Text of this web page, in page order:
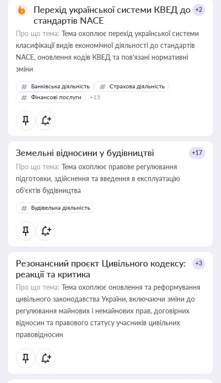
Перехід української системи КВЕД до
стандартів NACE
+2
Про що тема: Тема охоплює перехід української системи
класифікації видів економічної діяльності до стандартів
NACE, оновлення кодів КВЕД та пов'язані нормативні
зміни
Банківська діяльність
Страхова діяльність
Фінансові послуги
+13
Земельні відносини у будівництві +17
Про що тема: Тема охоплює правове регулювання
підготовки, здійснення та введення в експлуатацію
об’єктів будівництва
Будівельна діяльність
Резонансний проєкт Цивільного кодексу:
реакції та критика
+3
Про що тема: Тема охоплює оновлення та реформування
цивільного законодавства України, включаючи зміни до
регулювання майнових і немайнових прав, договірних
відносин та правового статусу учасників цивільних
правовідносин